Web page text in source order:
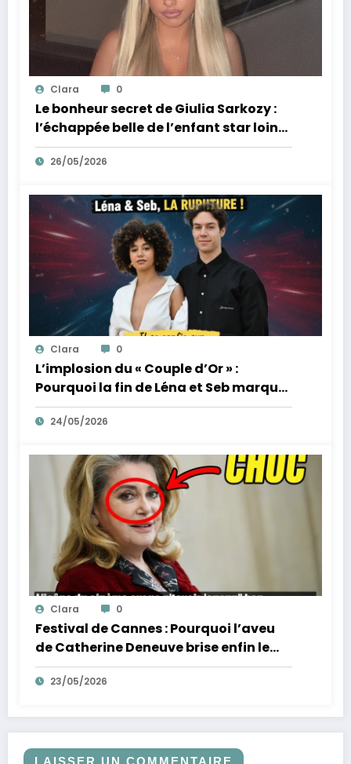
Clara 0
Le bonheur secret de Giulia Sarkozy :
l’échappée belle de l’enfant star loin
des tumultes familiaux.
26/05/2026
Clara 0
L’implosion du « Couple d’Or » :
Pourquoi la fin de Léna et Seb marque
la fin de l’innocence sur YouTube
24/05/2026
Clara 0
Festival de Cannes : Pourquoi l’aveu
de Catherine Deneuve brise enfin le
mythe de la Croisette
23/05/2026
LAISSER UN COMMENTAIRE